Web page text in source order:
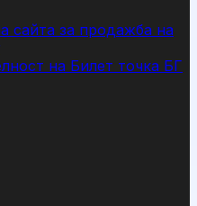
сайта за продажба на
на Билет точка БГ